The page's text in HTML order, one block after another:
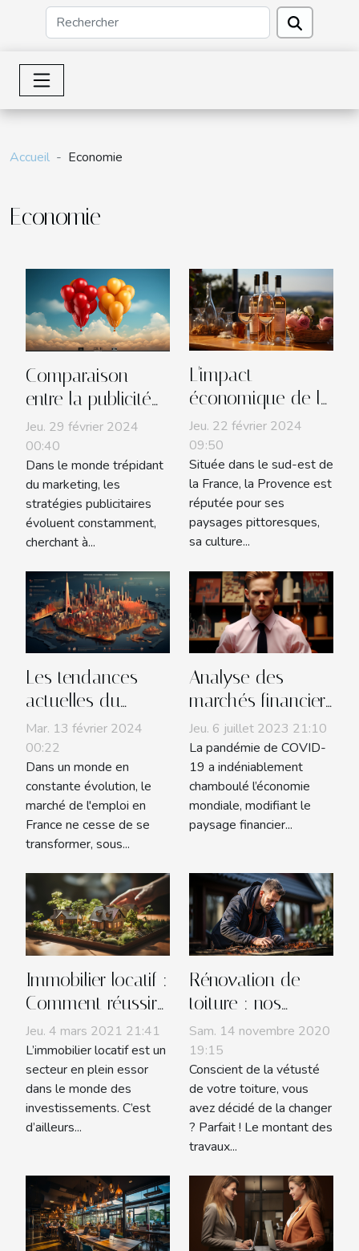
Accueil Economie
Economie
Comparaison
entre la publicité
traditionnelle et la
publicité par
montgolfière
Jeu. 29 février 2024
00:40
Dans le monde trépidant
du marketing, les
stratégies publicitaires
évoluent constamment,
cherchant à...
L'impact
économique de la
production de vin
rosé en Provence
Jeu. 22 février 2024
09:50
Située dans le sud-est de
la France, la Provence est
réputée pour ses
paysages pittoresques,
sa culture...
Les tendances
actuelles du
marché de
l'emploi en France
Mar. 13 février 2024
00:22
Dans un monde en
constante évolution, le
marché de l'emploi en
France ne cesse de se
transformer, sous...
Analyse des
marchés financiers
post-COVID
Jeu. 6 juillet 2023 21:10
La pandémie de COVID-
19 a indéniablement
chamboulé l’économie
mondiale, modifiant le
paysage financier...
Immobilier locatif :
Comment réussir
son
investissement ?
Jeu. 4 mars 2021 21:41
L’immobilier locatif est un
secteur en plein essor
dans le monde des
investissements. C’est
d’ailleurs...
Rénovation de
toiture : nos
conseils pour
alléger les frais !
Sam. 14 novembre 2020
19:15
Conscient de la vétusté
de votre toiture, vous
avez décidé de la changer
? Parfait ! Le montant des
travaux...